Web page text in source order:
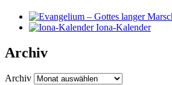
Iona-Kalender
Archiv
Archiv